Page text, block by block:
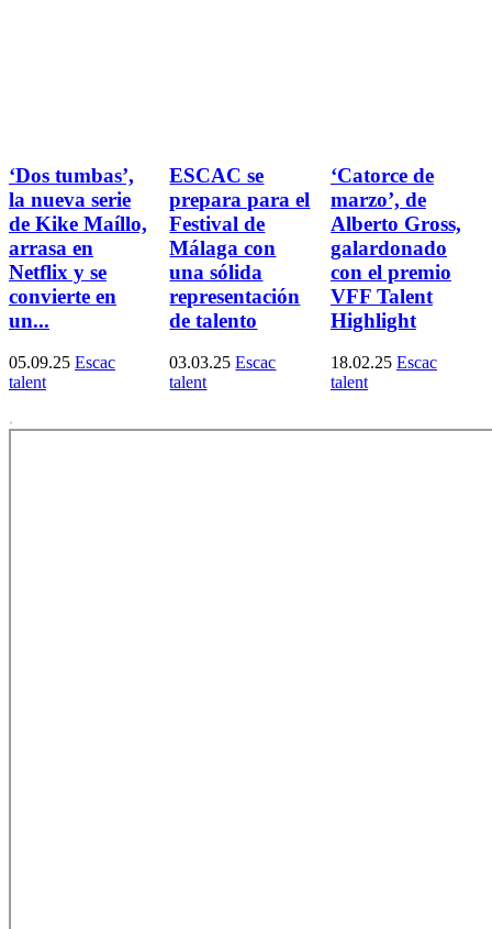
‘Dos tumbas’,
la nueva serie
de Kike Maíllo,
arrasa en
Netflix y se
convierte en
un...
05.09.25 Escac
talent
ESCAC se
prepara para el
Festival de
Málaga con
una sólida
representación
de talento
03.03.25 Escac
talent
‘Catorce de
marzo’, de
Alberto Gross,
galardonado
con el premio
VFF Talent
Highlight
18.02.25 Escac
talent